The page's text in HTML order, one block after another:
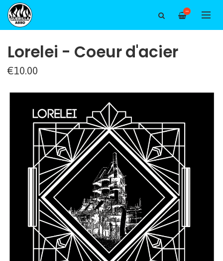
—
Lorelei - Coeur d'acier
€10.00